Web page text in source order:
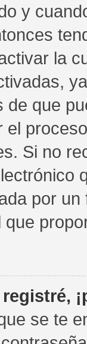
y
la
de que
el
Si no
por
que
se te